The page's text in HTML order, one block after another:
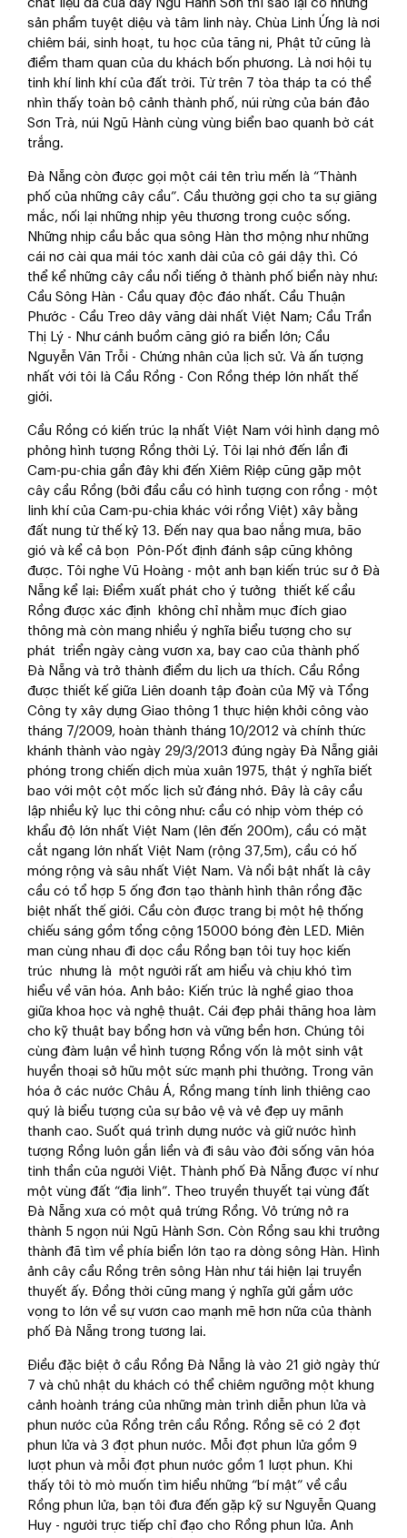
chất liệu đá của dãy Ngũ Hành Sơn thì sao lại có những
sản phẩm tuyệt diệu và tâm linh này. Chùa Linh Ứng là nơi
chiêm bái, sinh hoạt, tu học của tăng ni, Phật tử cũng là
điểm tham quan của du khách bốn phương. Là nơi hội tụ
tinh khí linh khí của đất trời. Từ trên 7 tòa tháp ta có thể
nhìn thấy toàn bộ cảnh thành phố, núi rừng của bán đảo
Sơn Trà, núi Ngũ Hành cùng vùng biển bao quanh bờ cát
trắng.
Đà Nẵng còn được gọi một cái tên trìu mến là “Thành
phố của những cây cầu”. Cầu thường gợi cho ta sự giăng
mắc, nối lại những nhịp yêu thương trong cuộc sống.
Những nhịp cầu bắc qua sông Hàn thơ mộng như những
cái nơ cài qua mái tóc xanh dài của cô gái dậy thì. Có
thể kể những cây cầu nổi tiếng ở thành phố biển này như:
Cầu Sông Hàn - Cầu quay độc đáo nhất. Cầu Thuận
Phước - Cầu Treo dây văng dài nhất Việt Nam; Cầu Trần
Thị Lý - Như cánh buồm căng gió ra biển lớn; Cầu
Nguyễn Văn Trỗi - Chứng nhân của lịch sử. Và ấn tượng
nhất với tôi là Cầu Rồng - Con Rồng thép lớn nhất thế
giới.
Cầu Rồng có kiến trúc lạ nhất Việt Nam với hình dạng mô
phỏng hình tượng Rồng thời Lý. Tôi lại nhớ đến lần đi
Cam-pu-chia gần đây khi đến Xiêm Riệp cũng gặp một
cây cầu Rồng (bởi đầu cầu có hình tượng con rồng - một
linh khí của Cam-pu-chia khác với rồng Việt) xây bằng
đất nung từ thế kỷ 13. Đến nay qua bao nắng mưa, bão
gió và kể cả bọn Pôn-Pốt định đánh sập cũng không
được. Tôi nghe Vũ Hoàng - một anh bạn kiến trúc sư ở Đà
Nẵng kể lại: Điểm xuất phát cho ý tưởng thiết kế cầu
Rồng được xác định không chỉ nhằm mục đích giao
thông mà còn mang nhiều ý nghĩa biểu tượng cho sự
phát triển ngày càng vươn xa, bay cao của thành phố
Đà Nẵng và trở thành điểm du lịch ưa thích. Cầu Rồng
được thiết kế giữa Liên doanh tập đoàn của Mỹ và Tổng
Công ty xây dựng Giao thông 1 thực hiện khởi công vào
tháng 7/2009, hoàn thành tháng 10/2012 và chính thức
khánh thành vào ngày 29/3/2013 đúng ngày Đà Nẵng giải
phóng trong chiến dịch mùa xuân 1975, thật ý nghĩa biết
bao với một cột mốc lịch sử đáng nhớ. Đây là cây cầu
lập nhiều kỷ lục thi công như: cầu có nhịp vòm thép có
khẩu độ lớn nhất Việt Nam (lên đến 200m), cầu có mặt
cắt ngang lớn nhất Việt Nam (rộng 37,5m), cầu có hố
móng rộng và sâu nhất Việt Nam. Và nổi bật nhất là cây
cầu có tổ hợp 5 ống đơn tạo thành hình thân rồng đặc
biệt nhất thế giới. Cầu còn được trang bị một hệ thống
chiếu sáng gồm tổng cộng 15000 bóng đèn LED. Miên
man cùng nhau đi dọc cầu Rồng bạn tôi tuy học kiến
trúc nhưng là một người rất am hiểu và chịu khó tìm
hiểu về văn hóa. Anh bảo: Kiến trúc là nghề giao thoa
giữa khoa học và nghệ thuật. Cái đẹp phải thăng hoa làm
cho kỹ thuật bay bổng hơn và vững bền hơn. Chúng tôi
cùng đàm luận về hình tượng Rồng vốn là một sinh vật
huyền thoại sở hữu một sức mạnh phi thường. Trong văn
hóa ở các nước Châu Á, Rồng mang tính linh thiêng cao
quý là biểu tượng của sự bảo vệ và vẻ đẹp uy mãnh
thanh cao. Suốt quá trình dựng nước và giữ nước hình
tượng Rồng luôn gắn liền và đi sâu vào đời sống văn hóa
tinh thần của người Việt. Thành phố Đà Nẵng được ví như
một vùng đất “địa linh”. Theo truyền thuyết tại vùng đất
Đà Nẵng xưa có một quả trứng Rồng. Vỏ trứng nở ra
thành 5 ngọn núi Ngũ Hành Sơn. Còn Rồng sau khi trưởng
thành đã tìm về phía biển lớn tạo ra dòng sông Hàn. Hình
ảnh cây cầu Rồng trên sông Hàn như tái hiện lại truyền
thuyết ấy. Đồng thời cũng mang ý nghĩa gửi gắm ước
vọng to lớn về sự vươn cao mạnh mẽ hơn nữa của thành
phố Đà Nẵng trong tương lai.
Điều đặc biệt ở cầu Rồng Đà Nẵng là vào 21 giờ ngày thứ
7 và chủ nhật du khách có thể chiêm ngưỡng một khung
cảnh hoành tráng của những màn trình diễn phun lửa và
phun nước của Rồng trên cầu Rồng. Rồng sẽ có 2 đợt
phun lửa và 3 đợt phun nước. Mỗi đợt phun lửa gồm 9
lượt phun và mỗi đợt phun nước gồm 1 lượt phun. Khi
thấy tôi tò mò muốn tìm hiểu những “bí mật” về cầu
Rồng phun lửa, bạn tôi đưa đến gặp kỹ sư Nguyễn Quang
Huy - người trực tiếp chỉ đạo cho Rồng phun lửa. Anh